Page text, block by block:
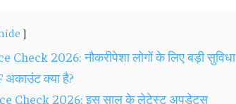
Check 2026: नौकरीपेशा लोगों के लिए बड़ी सुविधा
अकाउंट क्या है?
Check 2026: इस साल के लेटेस्ट अपडेट्स